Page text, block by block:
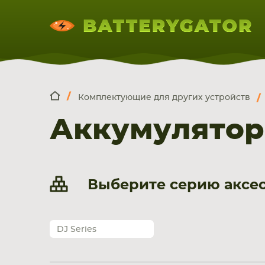
НОУТБУКА
ПЛАНШЕТА
СМАРТФОНА
Комплектующие для других устройств
Выберите серию
DJ Series